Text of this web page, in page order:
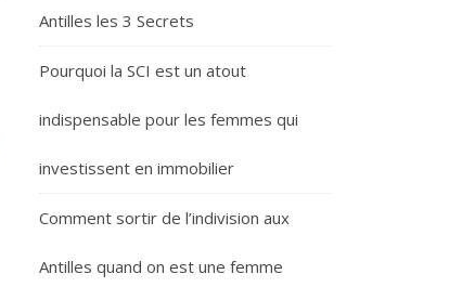
Antilles les 3 Secrets
Pourquoi la SCI est un atout
indispensable pour les femmes qui
investissent en immobilier
Comment sortir de l’indivision aux
Antilles quand on est une femme